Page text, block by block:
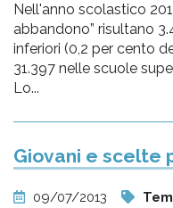
Nell'anno scolastico
abbandono” risultano
inferiori (0,2 per cento
31.397 nelle scuole
Lo...
Giovani e scelte
09/07/2013